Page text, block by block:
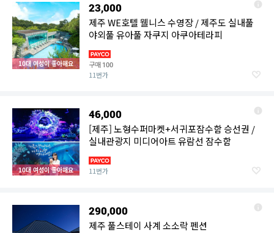
10대 여성이 좋아해요
23,000
제주 WE호텔 웰니스 수영장 / 제주도 실내풀
야외풀 유아풀 자쿠지 아쿠아테라피
구매 100
11번가
10대 여성이 좋아해요
46,000
[제주] 노형수퍼마켓+서귀포잠수함 승선권 /
실내관광지 미디어아트 유람선 잠수함
11번가
290,000
제주 풀스테이 사계 소소락 펜션